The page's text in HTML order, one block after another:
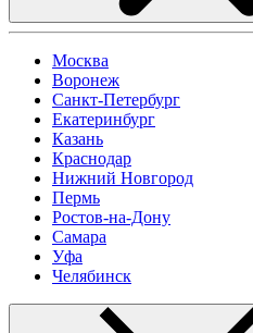
Москва
Воронеж
Санкт-Петербург
Екатеринбург
Казань
Краснодар
Нижний Новгород
Пермь
Ростов-на-Дону
Самара
Уфа
Челябинск